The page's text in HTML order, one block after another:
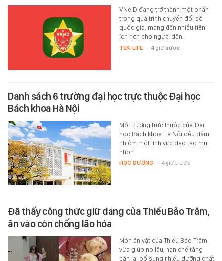
VNeID đang trở thành một phần
trong quá trình chuyển đổi số
quốc gia, mang đến nhiều tiện
ích hơn cho người dân.
TEK-LIFE - 4 giờ trước
Danh sách 6 trường đại học trực thuộc Đại học
Bách khoa Hà Nội
Mỗi trường trực thuộc của Đại
học Bách khoa Hà Nội đều đảm
nhiệm một lĩnh vực đào tạo mũi
nhọn
HỌC ĐƯỜNG - 4 giờ trước
Đã thấy công thức giữ dáng của Thiều Bảo Trâm,
ăn vào còn chống lão hóa
Món ăn vặt của Thiều Bảo Trâm
vừa giúp no lâu, hạn chế tăng
cân lại bổ sung nhiều dưỡng chất